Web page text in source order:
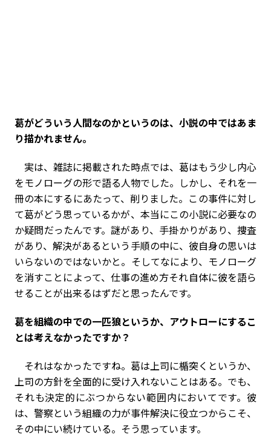
――葛がどういう人間なのかというのは、小説の中ではあま
り描かれません。
実は、雑誌に掲載された時点では、葛はもう少し内心
をモノローグの形で語る人物でした。しかし、それを一
冊の本にするにあたって、削りました。この事件に対し
て葛がどう思っているかが、本当にこの小説に必要なの
か疑問だったんです。謎があり、手掛かりがあり、捜査
があり、解決があるという手順の中に、彼自身の思いは
いらないのではないかと。そしてなにより、モノローグ
を消すことによって、仕事の進め方それ自体に彼を語ら
せることが出来るはずだと思ったんです。
――葛を組織の中での一匹狼というか、アウトローにするこ
とは考えなかったですか？
それはなかったですね。葛は上司に楯突くというか、
上司の方針を全面的に受け入れないことはある。でも、
それも決定的にぶつからない範囲内においてです。彼
は、警察という組織の力が事件解決に役立つからこそ、
その中にい続けている。そう思っています。